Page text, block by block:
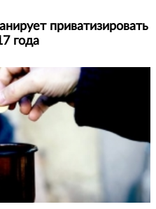
приватизировать
года